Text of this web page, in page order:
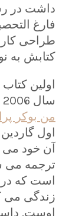
داشت در
فارغ
طراحی
کتابش به
اولین کتاب
سال 2006 چاپ شد در لیست نهایی جایزه
من بوکر
اول
آن خود می
ترجمه می
زندگی می
اوست.